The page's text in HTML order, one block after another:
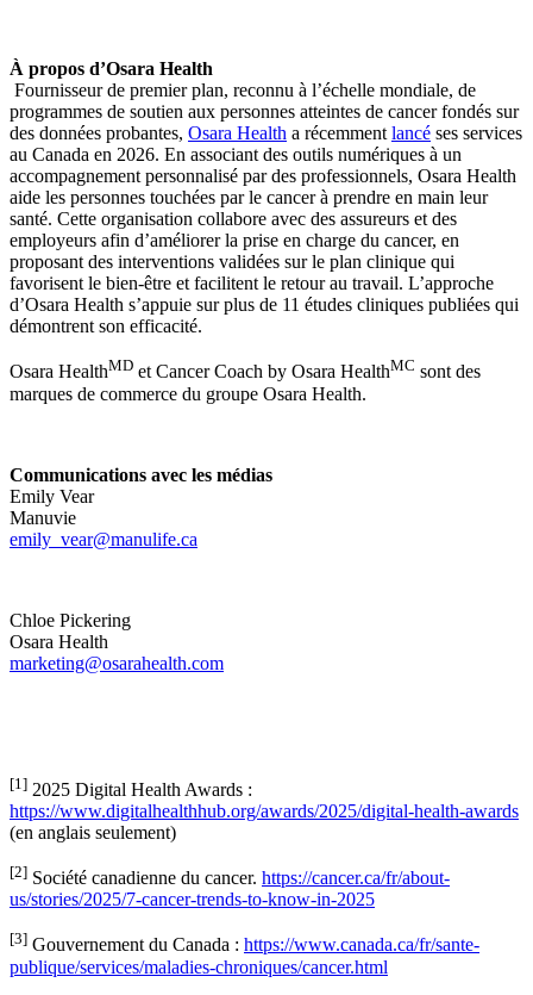
À propos d’Osara Health
Fournisseur de premier plan, reconnu à l’échelle mondiale, de
programmes de soutien aux personnes atteintes de cancer fondés sur
des données probantes, Osara Health a récemment lancé ses services
au Canada en 2026. En associant des outils numériques à un
accompagnement personnalisé par des professionnels, Osara Health
aide les personnes touchées par le cancer à prendre en main leur
santé. Cette organisation collabore avec des assureurs et des
employeurs afin d’améliorer la prise en charge du cancer, en
proposant des interventions validées sur le plan clinique qui
favorisent le bien-être et facilitent le retour au travail. L’approche
d’Osara Health s’appuie sur plus de 11 études cliniques publiées qui
démontrent son efficacité.
Osara HealthMD et Cancer Coach by Osara HealthMC sont des
marques de commerce du groupe Osara Health.
Communications avec les médias
Emily Vear
Manuvie
emily_vear@manulife.ca
Chloe Pickering
Osara Health
marketing@osarahealth.com
[1] 2025 Digital Health Awards :
https://www.digitalhealthhub.org/awards/2025/digital-health-awards
(en anglais seulement)
[2] Société canadienne du cancer. https://cancer.ca/fr/about-
us/stories/2025/7-cancer-trends-to-know-in-2025
[3] Gouvernement du Canada : https://www.canada.ca/fr/sante-
publique/services/maladies-chroniques/cancer.html